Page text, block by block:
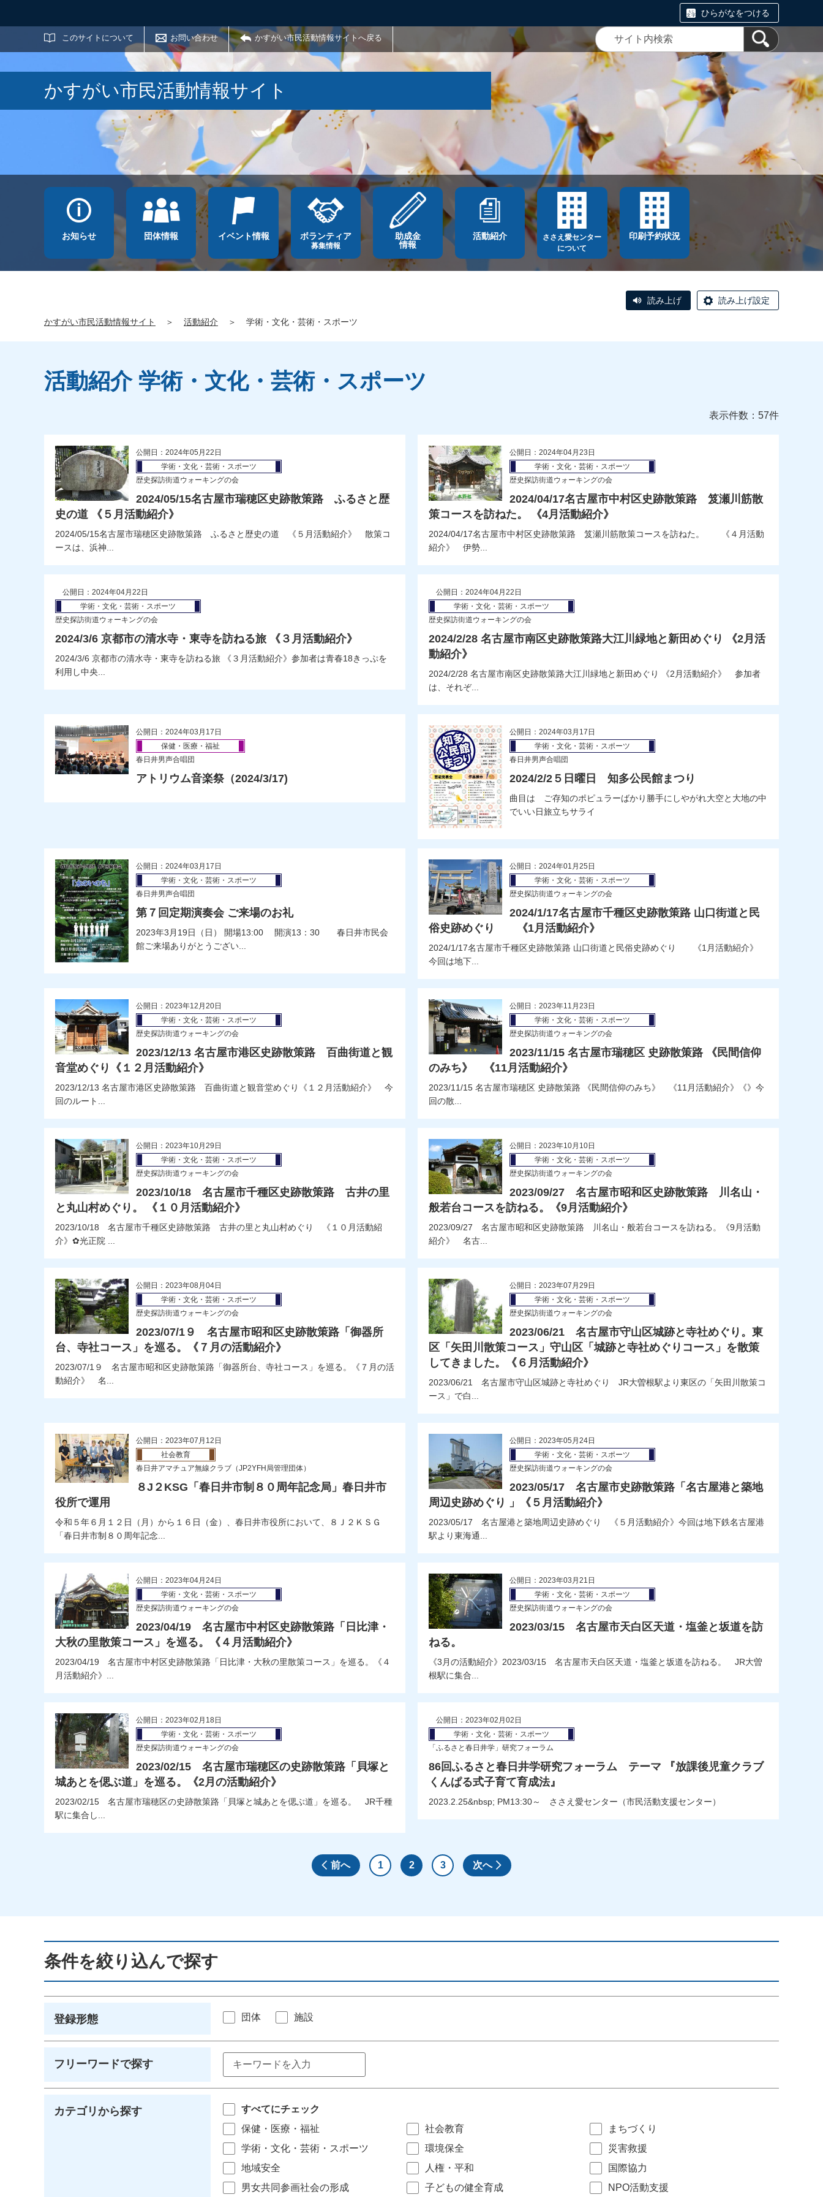
ひらがなをつける
このサイトについて お問い合わせ かすがい市民活動情報サイトへ戻る
サイト内検索
かすがい市民活動情報サイト
お知らせ 団体情報 イベント情報 ボランティア
募集情報
助成金
情報
活動紹介
ささえ愛センター
について
印刷予約状況
読み上げ 読み上げ設定
かすがい市民活動情報サイト ＞ 活動紹介 ＞ 学術・文化・芸術・スポーツ
活動紹介 学術・文化・芸術・スポーツ
表示件数：57件
公開日：2024年05月22日
学術・文化・芸術・スポーツ
歴史探訪街道ウォーキングの会
2024/05/15名古屋市瑞穂区史跡散策路 ふるさと歴
史の道 《５月活動紹介》
2024/05/15名古屋市瑞穂区史跡散策路 ふるさと歴史の道 《５月活動紹介》 散策コ
ースは、浜神...
公開日：2024年04月23日
学術・文化・芸術・スポーツ
歴史探訪街道ウォーキングの会
2024/04/17名古屋市中村区史跡散策路 笈瀬川筋散
策コースを訪ねた。 《4月活動紹介》
2024/04/17名古屋市中村区史跡散策路 笈瀬川筋散策コースを訪ねた。 《４月活動
紹介》 伊勢...
公開日：2024年04月22日
学術・文化・芸術・スポーツ
歴史探訪街道ウォーキングの会
2024/3/6 京都市の清水寺・東寺を訪ねる旅 《３月活動紹介》
2024/3/6 京都市の清水寺・東寺を訪ねる旅 《３月活動紹介》参加者は青春18きっぷを
利用し中央...
公開日：2024年04月22日
学術・文化・芸術・スポーツ
歴史探訪街道ウォーキングの会
2024/2/28 名古屋市南区史跡散策路大江川緑地と新田めぐり 《2月活
動紹介》
2024/2/28 名古屋市南区史跡散策路大江川緑地と新田めぐり 《2月活動紹介》 参加者
は、それぞ...
公開日：2024年03月17日
保健・医療・福祉
春日井男声合唱団
アトリウム音楽祭（2024/3/17)
公開日：2024年03月17日
学術・文化・芸術・スポーツ
春日井男声合唱団
2024/2/2５日曜日 知多公民館まつり
曲目は ご存知のポピュラーばかり勝手にしやがれ大空と大地の中
でいい日旅立ちサライ
公開日：2024年03月17日
学術・文化・芸術・スポーツ
春日井男声合唱団
第７回定期演奏会 ご来場のお礼
2023年3月19日（日） 開場13:00 開演13：30 春日井市民会
館ご来場ありがとうござい...
公開日：2024年01月25日
学術・文化・芸術・スポーツ
歴史探訪街道ウォーキングの会
2024/1/17名古屋市千種区史跡散策路 山口街道と民
俗史跡めぐり 《1月活動紹介》
2024/1/17名古屋市千種区史跡散策路 山口街道と民俗史跡めぐり 《1月活動紹介》
今回は地下...
公開日：2023年12月20日
学術・文化・芸術・スポーツ
歴史探訪街道ウォーキングの会
2023/12/13 名古屋市港区史跡散策路 百曲街道と観
音堂めぐり《１２月活動紹介》
2023/12/13 名古屋市港区史跡散策路 百曲街道と観音堂めぐり《１２月活動紹介》 今
回のルート...
公開日：2023年11月23日
学術・文化・芸術・スポーツ
歴史探訪街道ウォーキングの会
2023/11/15 名古屋市瑞穂区 史跡散策路 《民間信仰
のみち》 《11月活動紹介》
2023/11/15 名古屋市瑞穂区 史跡散策路 《民間信仰のみち》 《11月活動紹介》《》今
回の散...
公開日：2023年10月29日
学術・文化・芸術・スポーツ
歴史探訪街道ウォーキングの会
2023/10/18 名古屋市千種区史跡散策路 古井の里
と丸山村めぐり。 《１０月活動紹介》
2023/10/18 名古屋市千種区史跡散策路 古井の里と丸山村めぐり 《１０月活動紹
介》✿光正院 ...
公開日：2023年10月10日
学術・文化・芸術・スポーツ
歴史探訪街道ウォーキングの会
2023/09/27 名古屋市昭和区史跡散策路 川名山・
般若台コースを訪ねる。《9月活動紹介》
2023/09/27 名古屋市昭和区史跡散策路 川名山・般若台コースを訪ねる。《9月活動
紹介》 名古...
公開日：2023年08月04日
学術・文化・芸術・スポーツ
歴史探訪街道ウォーキングの会
2023/07/1９ 名古屋市昭和区史跡散策路「御器所
台、寺社コース」を巡る。《７月の活動紹介》
2023/07/1９ 名古屋市昭和区史跡散策路「御器所台、寺社コース」を巡る。《７月の活
動紹介》 名...
公開日：2023年07月29日
学術・文化・芸術・スポーツ
歴史探訪街道ウォーキングの会
2023/06/21 名古屋市守山区城跡と寺社めぐり。東
区「矢田川散策コース」守山区「城跡と寺社めぐりコース」を散策
してきました。《６月活動紹介》
2023/06/21 名古屋市守山区城跡と寺社めぐり JR大曽根駅より東区の「矢田川散策コ
ース」で白...
公開日：2023年07月12日
社会教育
春日井アマチュア無線クラブ（JP2YFH局管理団体）
８J２KSG「春日井市制８０周年記念局」春日井市
役所で運用
令和５年６月１２日（月）から１６日（金）、春日井市役所において、８Ｊ２ＫＳＧ
「春日井市制８０周年記念...
公開日：2023年05月24日
学術・文化・芸術・スポーツ
歴史探訪街道ウォーキングの会
2023/05/17 名古屋市史跡散策路「名古屋港と築地
周辺史跡めぐり 」《５月活動紹介》
2023/05/17 名古屋港と築地周辺史跡めぐり 《５月活動紹介》今回は地下鉄名古屋港
駅より東海通...
公開日：2023年04月24日
学術・文化・芸術・スポーツ
歴史探訪街道ウォーキングの会
2023/04/19 名古屋市中村区史跡散策路「日比津・
大秋の里散策コース」を巡る。《４月活動紹介》
2023/04/19 名古屋市中村区史跡散策路「日比津・大秋の里散策コース」を巡る。《４
月活動紹介》...
公開日：2023年03月21日
学術・文化・芸術・スポーツ
歴史探訪街道ウォーキングの会
2023/03/15 名古屋市天白区天道・塩釜と坂道を訪
ねる。
《3月の活動紹介》2023/03/15 名古屋市天白区天道・塩釜と坂道を訪ねる。 JR大曽
根駅に集合...
公開日：2023年02月18日
学術・文化・芸術・スポーツ
歴史探訪街道ウォーキングの会
2023/02/15 名古屋市瑞穂区の史跡散策路「貝塚と
城あとを偲ぶ道」を巡る。《2月の活動紹介》
2023/02/15 名古屋市瑞穂区の史跡散策路「貝塚と城あとを偲ぶ道」を巡る。 JR千種
駅に集合し...
公開日：2023年02月02日
学術・文化・芸術・スポーツ
「ふるさと春日井学」研究フォーラム
86回ふるさと春日井学研究フォーラム テーマ 『放課後児童クラブ
くんぱる式子育て育成法』
2023.2.25&nbsp; PM13:30～ ささえ愛センター（市民活動支援センター）
前へ 1 2 3 次へ
条件を絞り込んで探す
登録形態 団体 施設
フリーワードで探す
カテゴリから探す
すべてにチェック
保健・医療・福祉
社会教育
まちづくり
学術・文化・芸術・スポーツ
環境保全
災害救援
地域安全
人権・平和
国際協力
男女共同参画社会の形成
子どもの健全育成 NPO活動支援